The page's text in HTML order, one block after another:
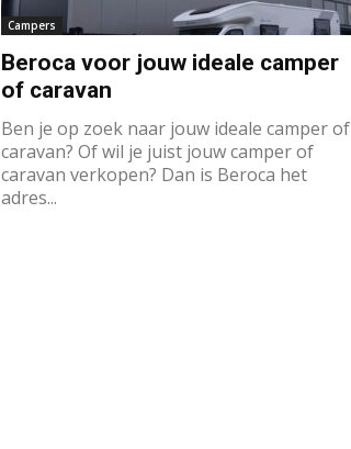
Campers
Beroca voor jouw ideale camper
of caravan
Ben je op zoek naar jouw ideale camper of
caravan? Of wil je juist jouw camper of
caravan verkopen? Dan is Beroca het
adres...